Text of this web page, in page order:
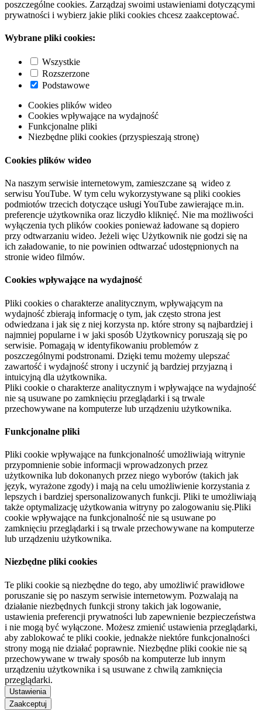
poszczególne cookies. Zarządzaj swoimi ustawieniami dotyczącymi
prywatności i wybierz jakie pliki cookies chcesz zaakceptować.
Wybrane pliki cookies:
Wszystkie
Rozszerzone
Podstawowe
Cookies plików wideo
Cookies wpływające na wydajność
Funkcjonalne pliki
Niezbędne pliki cookies (przyspieszają stronę)
Cookies plików wideo
Na naszym serwisie internetowym, zamieszczane są wideo z
serwisu YouTube. W tym celu wykorzystywane są pliki cookies
podmiotów trzecich dotyczące usługi YouTube zawierające m.in.
preferencje użytkownika oraz liczydło kliknięć. Nie ma możliwości
wyłączenia tych plików cookies ponieważ ładowane są dopiero
przy odtwarzaniu wideo. Jeżeli więc Użytkownik nie godzi się na
ich załadowanie, to nie powinien odtwarzać udostępnionych na
stronie wideo filmów.
Cookies wpływające na wydajność
Pliki cookies o charakterze analitycznym, wpływającym na
wydajność zbierają informację o tym, jak często strona jest
odwiedzana i jak się z niej korzysta np. które strony są najbardziej i
najmniej popularne i w jaki sposób Użytkownicy poruszają się po
serwisie. Pomagają w identyfikowaniu problemów z
poszczególnymi podstronami. Dzięki temu możemy ulepszać
zawartość i wydajność strony i uczynić ją bardziej przyjazną i
intuicyjną dla użytkownika.
Pliki cookie o charakterze analitycznym i wpływające na wydajność
nie są usuwane po zamknięciu przeglądarki i są trwale
przechowywane na komputerze lub urządzeniu użytkownika.
Funkcjonalne pliki
Pliki cookie wpływające na funkcjonalność umożliwiają witrynie
przypomnienie sobie informacji wprowadzonych przez
użytkownika lub dokonanych przez niego wyborów (takich jak
język, wyrażone zgody) i mają na celu umożliwienie korzystania z
lepszych i bardziej spersonalizowanych funkcji. Pliki te umożliwiają
także optymalizację użytkowania witryny po zalogowaniu się.Pliki
cookie wpływające na funkcjonalność nie są usuwane po
zamknięciu przeglądarki i są trwale przechowywane na komputerze
lub urządzeniu użytkownika.
Niezbędne pliki cookies
Te pliki cookie są niezbędne do tego, aby umożliwić prawidłowe
poruszanie się po naszym serwisie internetowym. Pozwalają na
działanie niezbędnych funkcji strony takich jak logowanie,
ustawienia preferencji prywatności lub zapewnienie bezpieczeństwa
i nie mogą być wyłączone. Możesz zmienić ustawienia przeglądarki,
aby zablokować te pliki cookie, jednakże niektóre funkcjonalności
strony mogą nie działać poprawnie. Niezbędne pliki cookie nie są
przechowywane w trwały sposób na komputerze lub innym
urządzeniu użytkownika i są usuwane z chwilą zamknięcia
przeglądarki.
Ustawienia
Zaakceptuj